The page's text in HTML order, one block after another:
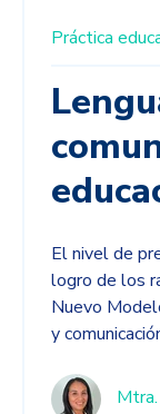
Práctica
El nivel de
logro de los
Nuevo
y